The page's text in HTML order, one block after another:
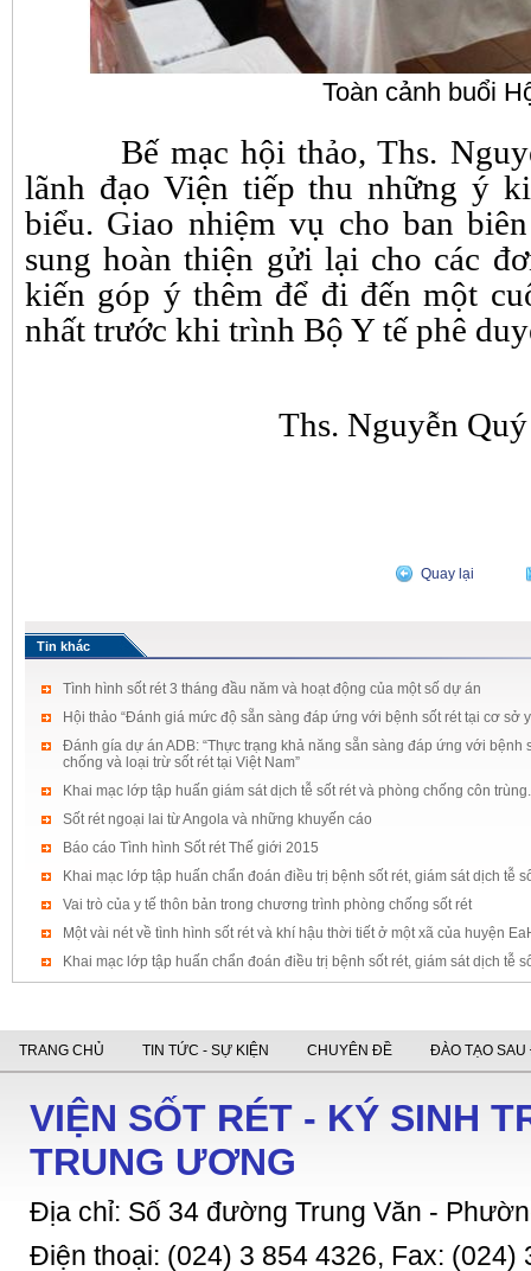
Toàn cảnh buổi
Bế mạc hội thảo, Ths.
lãnh đạo Viện tiếp thu những ý
biểu. Giao nhiệm vụ cho ban
sung hoàn thiện gửi lại cho các
kiến góp ý thêm để đi đến một
nhất trước khi trình Bộ Y tế phê
Ths. Nguyễn
Quay lại
Tin khác
Tình hình sốt rét 3 tháng đầu năm và hoạt động của một số dự án
Hội thảo “Đánh giá mức độ sẵn sàng đáp ứng với bệnh sốt rét tại cơ sở
Đánh gía dự án ADB: “Thực trạng khả năng sẵn sàng đáp ứng với
chống và loại trừ sốt rét tại Việt Nam”
Khai mạc lớp tập huấn giám sát dịch tễ sốt rét và phòng chống côn trùng.
Sốt rét ngoại lai từ Angola và những khuyến cáo
Báo cáo Tình hình Sốt rét Thế giới 2015
Khai mạc lớp tập huấn chẩn đoán điều trị bệnh sốt rét, giám sát dịch tễ
Vai trò của y tế thôn bản trong chương trình phòng chống sốt rét
Một vài nét về tình hình sốt rét và khí hậu thời tiết ở một xã của huyện
Khai mạc lớp tập huấn chẩn đoán điều trị bệnh sốt rét, giám sát dịch tễ
TRANG CHỦ TIN TỨC - SỰ KIỆN CHUYÊN ĐỀ ĐÀO TẠO SAU
VIỆN SỐT RÉT - KÝ SINH
TRUNG ƯƠNG
Địa chỉ: Số 34 đường Trung Văn -
Điện thoại: (024) 3 854 4326, Fax: (024)